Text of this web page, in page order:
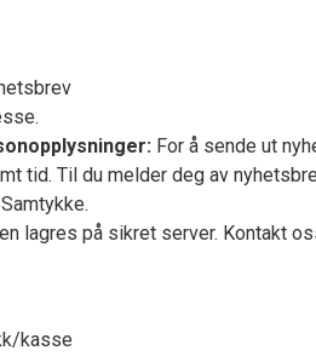
For å sende ut
tid. Til du melder deg av
lagres på sikret server. Kontakt
kasse